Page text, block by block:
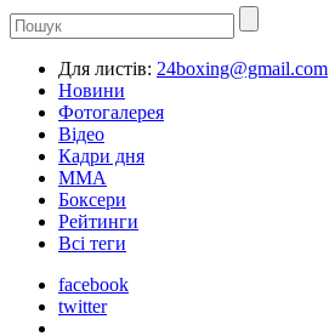
Для листів: 24boxing@gmail.com
Новини
Фотогалерея
Відео
Кадри дня
ММА
Боксери
Рейтинги
Всі теги
facebook
twitter